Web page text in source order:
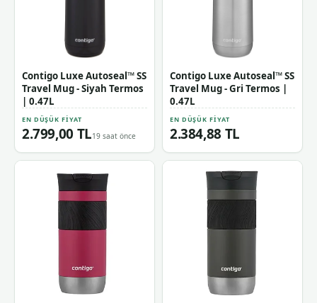
Contigo Luxe Autoseal™ SS
Travel Mug - Siyah Termos
| 0.47L
EN DÜŞÜK FIYAT
2.799,00 TL19 saat önce
Contigo Luxe Autoseal™ SS
Travel Mug - Gri Termos |
0.47L
EN DÜŞÜK FIYAT
2.384,88 TL